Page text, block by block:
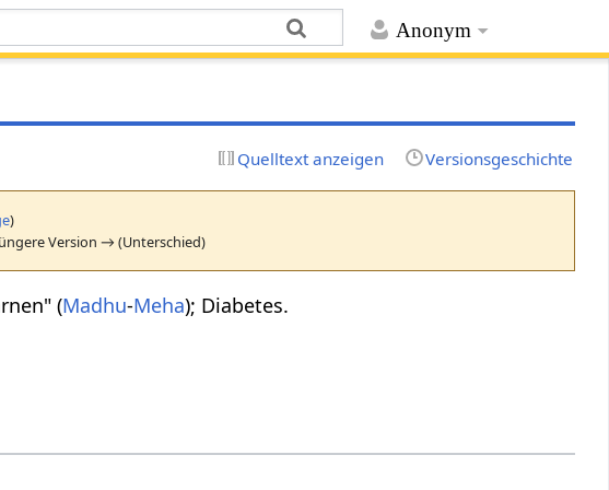
Anonym
Quelltext anzeigen Versionsgeschichte
)
Version → (Unterschied)
(Madhu-Meha); Diabetes.